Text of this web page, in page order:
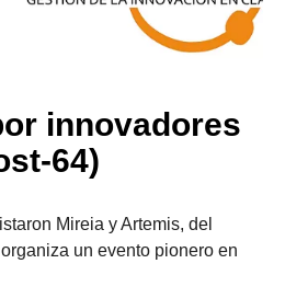
innovadores
64)
Mireia y Artemis, del
un evento pionero en